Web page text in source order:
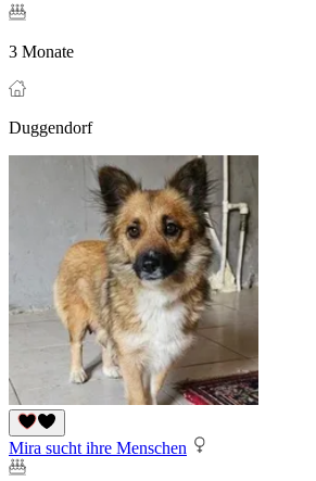
3 Monate
Duggendorf
Mira sucht ihre Menschen